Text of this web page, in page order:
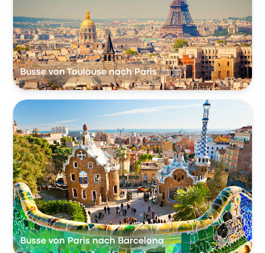
Busse von Toulouse nach Paris
Busse von Paris nach Barcelona